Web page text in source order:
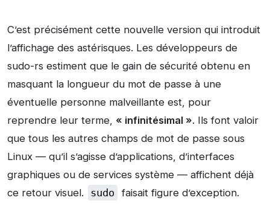
C’est précisément cette nouvelle version qui introduit
l’affichage des astérisques. Les développeurs de
sudo-rs estiment que le gain de sécurité obtenu en
masquant la longueur du mot de passe à une
éventuelle personne malveillante est, pour
reprendre leur terme, « infinitésimal ». Ils font valoir
que tous les autres champs de mot de passe sous
Linux — qu’il s’agisse d’applications, d’interfaces
graphiques ou de services système — affichent déjà
ce retour visuel.
sudo faisait figure d’exception.